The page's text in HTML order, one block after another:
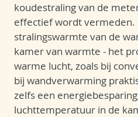
koudestraling van de
effectief wordt vermeden.
stralingswarmte van de
kamer van warmte - het
warme lucht, zoals bij
bij wandverwarming
zelfs een
luchttemperatuur in de